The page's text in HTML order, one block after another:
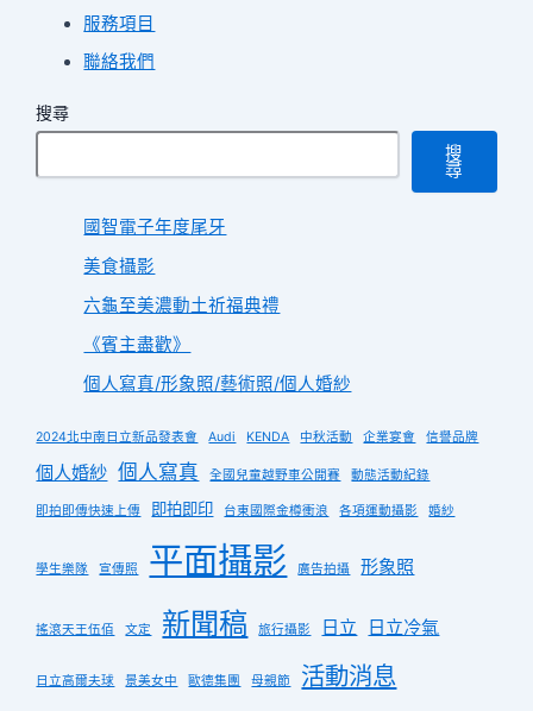
服務項目
聯絡我們
搜尋
搜
尋
國智電子年度尾牙
美食攝影
六龜至美濃動土祈福典禮
《賓主盡歡》
個人寫真/形象照/藝術照/個人婚紗
2024北中南日立新品發表會 Audi KENDA 中秋活動 企業宴會 信譽品牌
個人婚紗 個人寫真 全國兒童越野車公開賽 動態活動紀錄
即拍即傳快速上傳 即拍即印 台東國際金樽衝浪 各項運動攝影 婚紗
學生樂隊 宣傳照 平面攝影 廣告拍攝 形象照
搖滾天王伍佰 文定 新聞稿 旅行攝影 日立 日立冷氣
日立高爾夫球 景美女中 歐德集團 母親節 活動消息